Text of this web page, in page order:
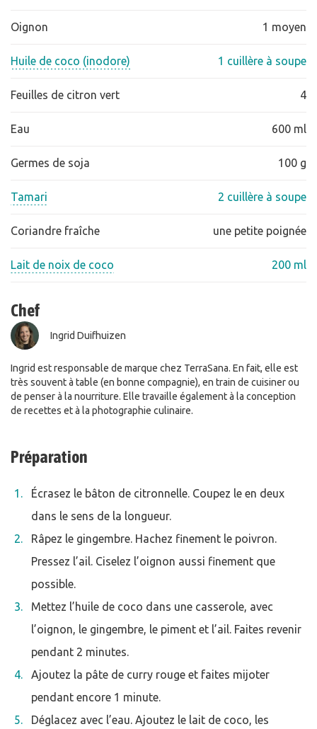
Oignon 1 moyen
Huile de coco (inodore) 1 cuillère à soupe
Feuilles de citron vert 4
Eau 600 ml
Germes de soja 100 g
Tamari 2 cuillère à soupe
Coriandre fraîche une petite poignée
Lait de noix de coco 200 ml
Chef
Ingrid Duifhuizen
Ingrid est responsable de marque chez TerraSana. En fait, elle est
très souvent à table (en bonne compagnie), en train de cuisiner ou
de penser à la nourriture. Elle travaille également à la conception
de recettes et à la photographie culinaire.
Préparation
Écrasez le bâton de citronnelle. Coupez le en deux
dans le sens de la longueur.
Râpez le gingembre. Hachez finement le poivron.
Pressez l’ail. Ciselez l’oignon aussi finement que
possible.
Mettez l’huile de coco dans une casserole, avec
l’oignon, le gingembre, le piment et l’ail. Faites revenir
pendant 2 minutes.
Ajoutez la pâte de curry rouge et faites mijoter
pendant encore 1 minute.
Déglacez avec l’eau. Ajoutez le lait de coco, les